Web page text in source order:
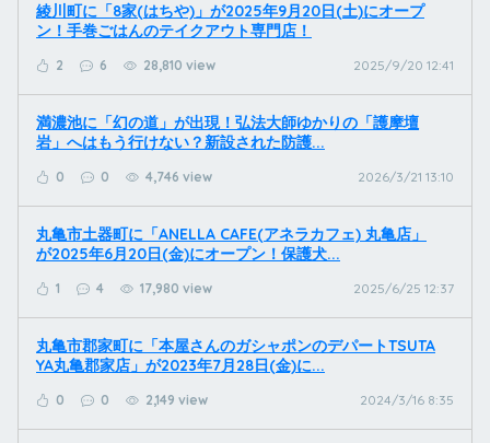
綾川町に「8家(はちや)」が2025年9月20日(土)にオープ
ン！手巻ごはんのテイクアウト専門店！
2 6 28,810 view 2025/9/20 12:41
満濃池に「幻の道」が出現！弘法大師ゆかりの「護摩壇
岩」へはもう行けない？新設された防護...
0 0 4,746 view 2026/3/21 13:10
丸亀市土器町に「ANELLA CAFE(アネラカフェ) 丸亀店」
が2025年6月20日(金)にオープン！保護犬...
1 4 17,980 view 2025/6/25 12:37
丸亀市郡家町に「本屋さんのガシャポンのデパートTSUTA
YA丸亀郡家店」が2023年7月28日(金)に...
0 0 2,149 view 2024/3/16 8:35